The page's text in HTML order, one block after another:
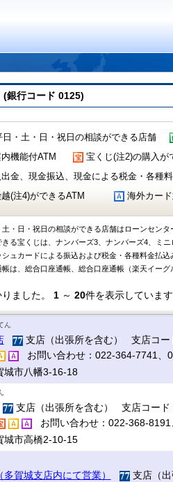
銀行コード 0125)
日・土・日・祝日の相談ができる店舗
機能付ATM
宝くじ(注2)の購入が
金、現金振込、現金による税金・各種
(注4)ができるATM
海外カー
土・日・祝日の相談ができる店舗はローンセン
きる宝くじは、ナンバーズ3、ナンバーズ4、ミ
シュカードによる振込および税金・各種料金払
帳は、総合口座通帳、総合口座通帳（楽天イー
ました。 1～ 20件を表示しています
ん
支店（出張所を含む） 支店コー
お問い合わせ：022-364-7741、
城市八幡3-16-18
支店（出張所を含む） 支店コード
お問い合わせ：022-368-
城市高橋2-10-15
賀城支店内にて営業）
支店（出